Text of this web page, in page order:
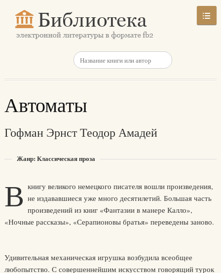
Автоматы
Гофман Эрнст Теодор Амадей
Жанр: Классическая проза
В книгу великого немецкого писателя вошли произведения,
не издававшиеся уже много десятилетий. Большая часть
произведений из книг «Фантазии в манере Калло»,
«Ночные рассказы», «Серапионовы братья» переведены заново.
Удивительная механическая игрушка возбудила всеобщее
любопытство. С совершеннейшим искусством говорящий турок